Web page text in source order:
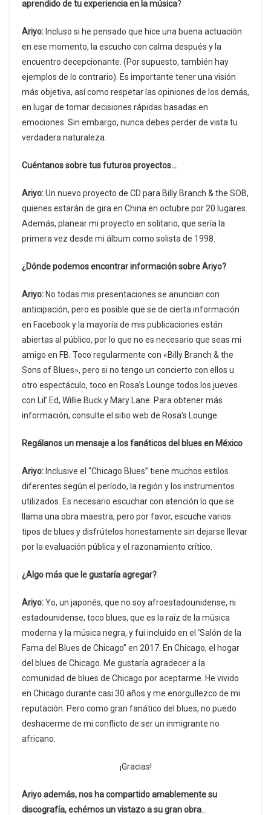
aprendido de tu experiencia en la música?
Ariyo: Incluso si he pensado que hice una buena actuación
en ese momento, la escucho con calma después y la
encuentro decepcionante. (Por supuesto, también hay
ejemplos de lo contrario). Es importante tener una visión
más objetiva, así como respetar las opiniones de los demás,
en lugar de tomar decisiones rápidas basadas en
emociones. Sin embargo, nunca debes perder de vista tu
verdadera naturaleza.
Cuéntanos sobre tus futuros proyectos…
Ariyo:Un nuevo proyecto de CD para Billy Branch & the SOB,
quienes estarán de gira en China en octubre por 20 lugares.
Además, planear mi proyecto en solitario, que sería la
primera vez desde mi álbum como solista de 1998.
¿Dónde podemos encontrar información sobre Ariyo?
Ariyo: No todas mis presentaciones se anuncian con
anticipación, pero es posible que se de cierta información
en Facebook y la mayoría de mis publicaciones están
abiertas al público, por lo que no es necesario que seas mi
amigo en FB. Toco regularmente con «Billy Branch & the
Sons of Blues», pero si no tengo un concierto con ellos u
otro espectáculo, toco en Rosa’s Lounge todos los jueves
con Lil’ Ed, Willie Buck y Mary Lane. Para obtener más
información, consulte el sitio web de Rosa’s Lounge.
Regálanos un mensaje a los fanáticos del blues en México
Ariyo: Inclusive el “Chicago Blues” tiene muchos estilos
diferentes según el período, la región y los instrumentos
utilizados. Es necesario escuchar con atención lo que se
llama una obra maestra, pero por favor, escuche varios
tipos de blues y disfrútelos honestamente sin dejarse llevar
por la evaluación pública y el razonamiento crítico.
¿Algo más que le gustaría agregar?
Ariyo:Yo, un japonés, que no soy afroestadounidense, ni
estadounidense, toco blues, que es la raíz de la música
moderna y la música negra, y fui incluido en el ‘Salón de la
Fama del Blues de Chicago” en 2017. En Chicago, el hogar
del blues de Chicago. Me gustaría agradecer a la
comunidad de blues de Chicago por aceptarme. He vivido
en Chicago durante casi 30 años y me enorgullezco de mi
reputación. Pero como gran fanático del blues, no puedo
deshacerme de mi conflicto de ser un inmigrante no
africano.
¡Gracias!
Ariyo además, nos ha compartido amablemente su
discografía, echémos un vistazo a su gran obra